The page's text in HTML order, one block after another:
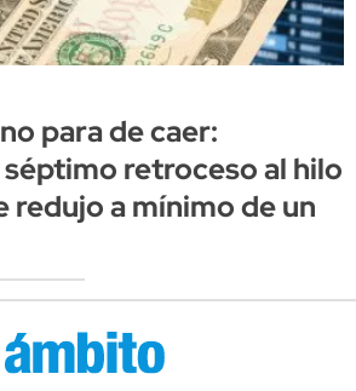
para de caer:
retroceso al hilo
redujo a mínimo de un